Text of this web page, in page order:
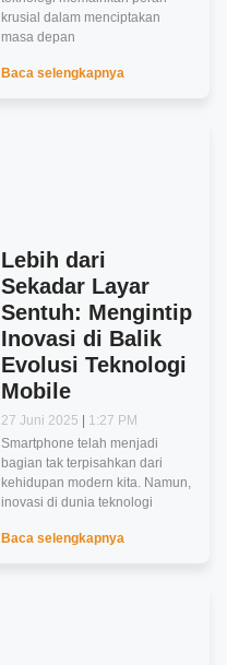
krusial dalam menciptakan
masa depan
Baca selengkapnya
Lebih dari
Sekadar Layar
Sentuh: Mengintip
Inovasi di Balik
Evolusi Teknologi
Mobile
27 Juni 2025
1:27 PM
Smartphone telah menjadi
bagian tak terpisahkan dari
kehidupan modern kita. Namun,
inovasi di dunia teknologi
Baca selengkapnya